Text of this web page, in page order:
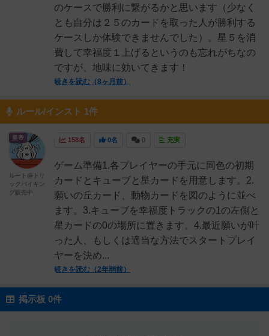
のケースで勝利に繋がるかと思います（少なく
とも自分は２５のカードを取った人が勝利する
ケースしか体験できませんでした）。星５を消
費して幸福度１上げるというのも忘れがちなの
ですが、地味に効いてきます！
続きを読む（8ヶ月前）
ルール/インスト 1件
158名 0名 0 充実
ゲーム準備1.各プレイヤーの手元に同色の初期
カードとキューブと星カードを用意します。2.
願いの丘カード、動物カードを図のように並べ
ます。3.キューブを幸福度トラックの1の左側と
星カードの0の場所に置きます。4.最近願いが叶
った人、もしくは適当な方法でスタートプレイ
ヤーを決め...
続きを読む（2年弱前）
皇帝
ルート@トリ
ックバイキン
グ販売中
掲示板 0件